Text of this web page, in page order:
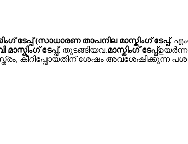
ടേപ്പ് (സാധാരണ താപനില മാസ്കിംഗ് ടേപ്പ്, എം
ടേപ്പ്, തുടങ്ങിയവ.മാസ്കിംഗ് ടേപ്പ്
കീറിപ്പോയതിന് ശേഷം അവശേഷിക്കുന്ന